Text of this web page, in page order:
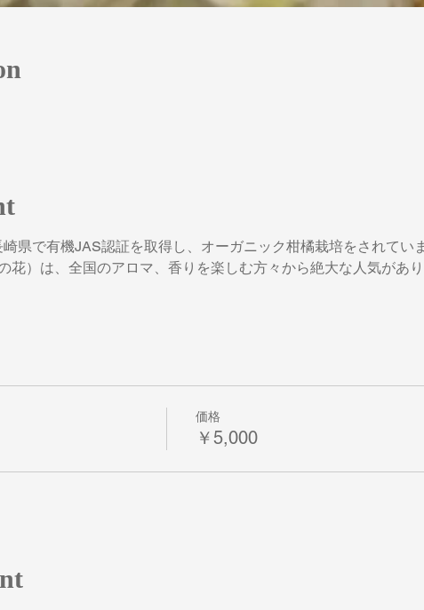
県で有機JAS認証を取得し、オーガニック柑橘栽培をされていま
花）は、全国のアロマ、香りを楽しむ方々から絶大な人気があ
価格
￥5,000